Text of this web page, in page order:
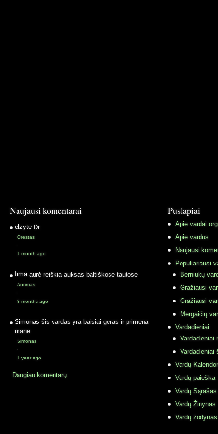
Naujausi komentarai
elzyte Dr.
Orestas
·
1 month ago
Irma aurė reiškia auksas baltiškose tautose
Aurimas
·
8 months ago
Simonas šis vardas yra baisiai geras ir primena
mane
Simonas
·
1 year ago
Daugiau komentarų
Puslapiai
Apie vardai.org
Apie vardus
Naujausi
Populiariausi
Berniukų
Gražiausi
Gražiausi
Mergaičių
Vardadieniai
Vardadieniai
Vardadieniai
Vardų
Vardų paieška
Vardų Sąrašas
Vardų Žinynas
Vardų